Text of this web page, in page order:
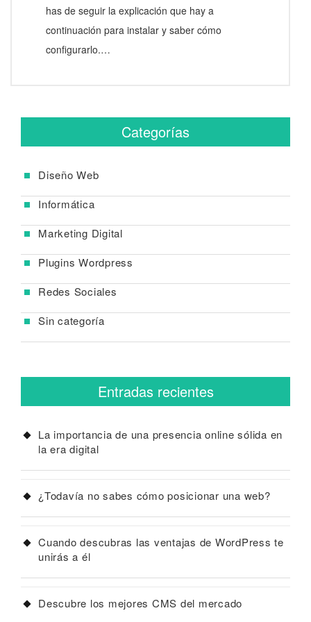
has de seguir la explicación que hay a
continuación para instalar y saber cómo
configurarlo.…
Categorías
Diseño Web
Informática
Marketing Digital
Plugins Wordpress
Redes Sociales
Sin categoría
Entradas recientes
La importancia de una presencia online sólida en
la era digital
¿Todavía no sabes cómo posicionar una web?
Cuando descubras las ventajas de WordPress te
unirás a él
Descubre los mejores CMS del mercado